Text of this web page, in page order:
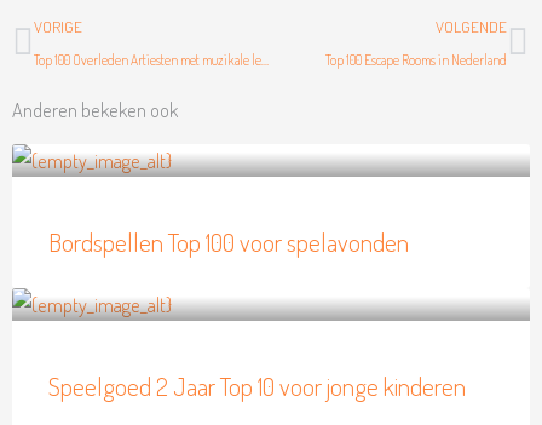
Vorige
VORIGE VOLGENDE
Top 100 Escape Rooms in Nederland
Anderen bekeken ook
Bordspellen Top 100 voor spelavonden
Speelgoed 2 Jaar Top 10 voor jonge kinderen